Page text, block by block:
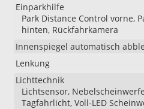
Einparkhilfe
Park Distance Control vorne,
hinten, Rückfahrkamera
Innenspiegel automatisch
Lenkung
Lichttechnik
Lichtsensor,
Tagfahrlicht, Voll-LED